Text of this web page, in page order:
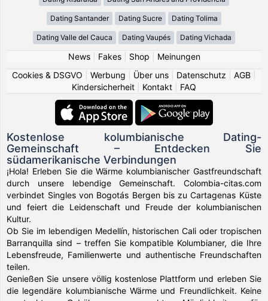
Dating Santander Dating Sucre Dating Tolima
Dating Valle del Cauca Dating Vaupés Dating Vichada
News| Fakes| Shop
Meinungen
Cookies & DSGVO
Werbung Über uns Datenschutz AGB
Kindersicherheit
Kontakt FAQ
Kostenlose kolumbianische Dating-
Gemeinschaft – Entdecken Sie
südamerikanische Verbindungen
¡Hola! Erleben Sie die Wärme kolumbianischer Gastfreundschaft
durch unsere lebendige Gemeinschaft. Colombia-citas.com
verbindet Singles von Bogotás Bergen bis zu Cartagenas Küste
und feiert die Leidenschaft und Freude der kolumbianischen
Kultur.
Ob Sie im lebendigen Medellín, historischen Cali oder tropischen
Barranquilla sind – treffen Sie kompatible Kolumbianer, die Ihre
Lebensfreude, Familienwerte und authentische Freundschaften
teilen.
Genießen Sie unsere völlig kostenlose Plattform und erleben Sie
die legendäre kolumbianische Wärme und Freundlichkeit. Keine